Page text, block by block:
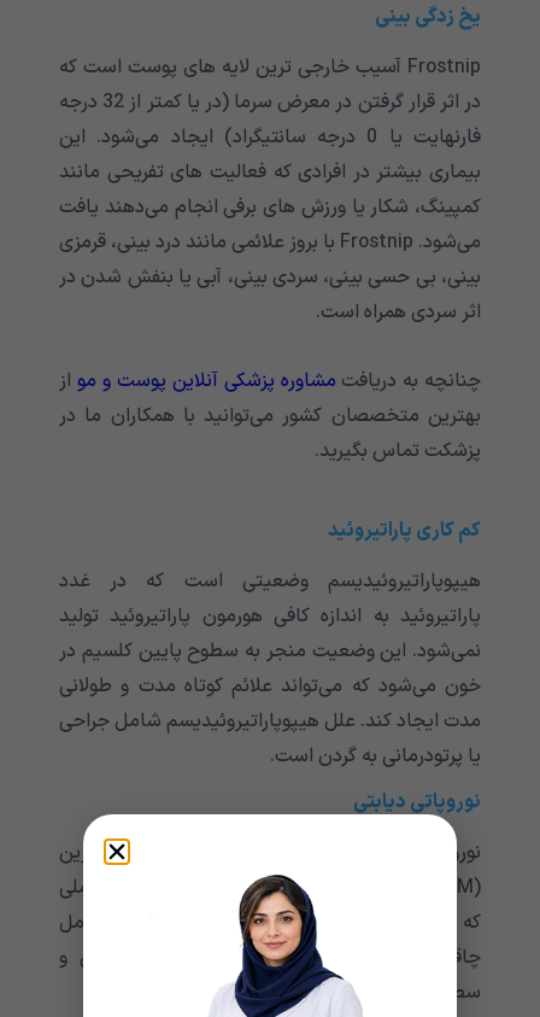
یخ زدگی بینی
Frostnip آسیب خارجی ترین لایه های پوست است که
در اثر قرار گرفتن در معرض سرما (در یا کمتر از 32 درجه
فارنهایت یا 0 درجه سانتیگراد) ایجاد می‌‌‌‌‌‌‌‌‌‌‌شود. این
بیماری بیشتر در افرادی که فعالیت های تفریحی مانند
کمپینگ، شکار یا ورزش های برفی انجام می‌‌‌‌‌‌‌‌‌‌‌دهند یافت
می‌‌‌‌‌‌‌‌‌‌‌شود. Frostnip با بروز علائمی ‌‌‌‌‌‌‌‌‌‌‌مانند درد بینی، قرمزی
بینی، بی حسی بینی، سردی بینی، آبی یا بنفش شدن در
اثر سردی همراه است.
چنانچه به دریافت مشاوره پزشکی آنلاین پوست و مو از
بهترین متخصصان کشور می‌توانید با همکاران ما در
پزشکت تماس بگیرید.
کم کاری پاراتیروئید
هیپوپاراتیروئیدیسم وضعیتی است که در غدد
پاراتیروئید به اندازه کافی هورمون پاراتیروئید تولید
نمی‌‌‌‌‌‌‌‌‌‌‌شود. این وضعیت منجر به سطوح پایین کلسیم در
خون می‌‌‌‌‌‌‌‌‌‌‌شود که می‌‌‌‌‌‌‌‌‌‌‌تواند علائم کوتاه مدت و طولانی
مدت ایجاد کند. علل هیپوپاراتیروئیدیسم شامل جراحی
یا پرتودرمانی به گردن است.
نوروپاتی دیابتی
نوروپاتی دیابتی آسیب عصبی ناشی از دیابت شیرین
(DM) طولانی مدت یا کنترل نشده است. سایر عواملی
که می‌‌‌‌‌‌‌‌‌‌‌توانند خطر بروز DM را افزایش دهند شامل
چاقی، سیگار کشیدن، بیماری های قلبی عروقی و
سطوح غیر طبیعی چربی هستند.